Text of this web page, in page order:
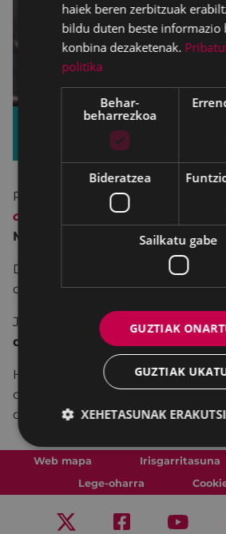
Pagatxa elkarteak urriko Zine-
cuestión de género
filma
Mimi Leder
Dinamizatzailea Izaskun
da.
Jardueran,
30 pertsonek
dute
parte hartu.
Hori dela eta, parte hartzeko
ondorengo solasaldira gelditzen
dute.
Web mapa Irisgarritasuna
Lege-oharra
haiek beren zerbitzuak
bildu duten beste informazio
konbina dezaketenak.
politika
Behar-
beharrezkoa
Bideratzea
Sailkatu gabe
GUZTIAK
GUZTIAK
XEHETASUNAK ERAKUTSI